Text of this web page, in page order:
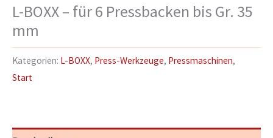
L-BOXX – für 6 Pressbacken bis Gr. 35
mm
Kategorien: L-BOXX, Press-Werkzeuge, Pressmaschinen,
Start